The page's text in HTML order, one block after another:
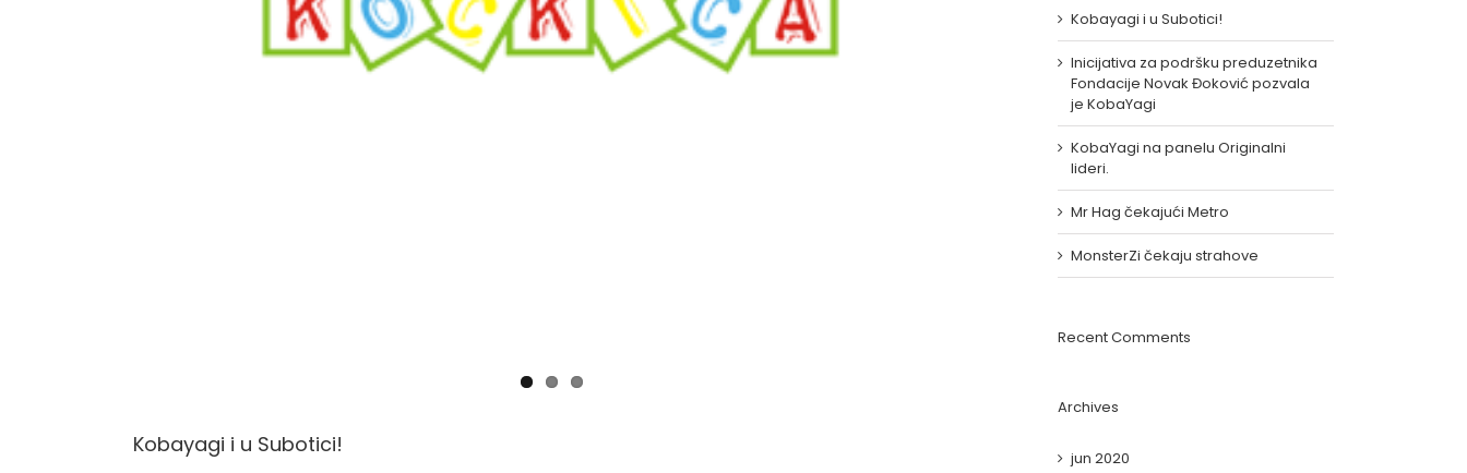
Kobayagi i u Subotici!
Kobayagi i u Subotici!
Inicijativa za podršku preduzetnika
Fondacije Novak Đoković pozvala
je KobaYagi
KobaYagi na panelu Originalni
lideri.
Mr Hag čekajući Metro
MonsterZi čekaju strahove
Recent Comments
Archives
jun 2020